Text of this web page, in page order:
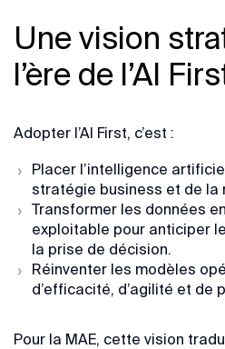
Une vision
l’ère de l’AI
Adopter l’AI First, c’est :
Placer l’intelligence
stratégie business et de la
Transformer les données
exploitable pour anticiper
la prise de décision.
Réinventer les modèles
d’efficacité, d’agilité et de
Pour la MAE, cette vision